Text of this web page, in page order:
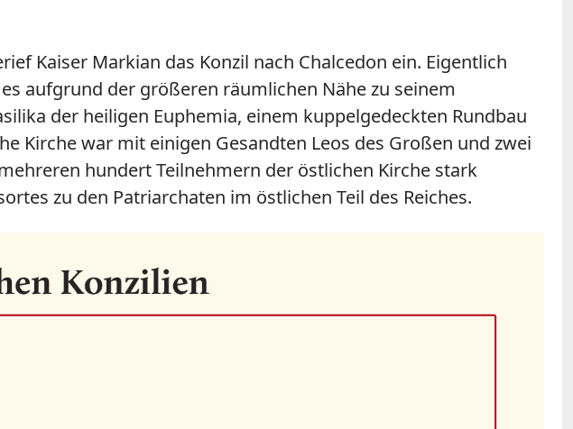
Kaiser Markian das Konzil nach Chalcedon ein. Eigentlich
aufgrund der größeren räumlichen Nähe zu seinem
der heiligen Euphemia, einem kuppelgedeckten Rundbau
Kirche war mit einigen Gesandten Leos des Großen und zwei
hundert Teilnehmern der östlichen Kirche stark
zu den Patriarchaten im östlichen Teil des Reiches.